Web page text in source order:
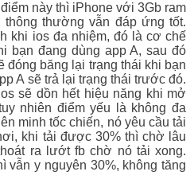
này thì iPhone với 3Gb ram
thường vẫn đáp ứng tốt.
khi ios đa nhiệm, đó là cơ chế
bạn đang dùng app A, sau đó
đóng băng lại trạng thái khi bạn
A sẽ trả lại trạng thái trước đó.
sẽ dồn hết hiệu năng khi mở
nhiên điểm yếu là không đa
minh tốc chiến, nó yêu cầu tải
khi tải được 30% thì chờ lâu
ra lướt fb chờ nó tải xong.
vẫn y nguyên 30%, không tăng